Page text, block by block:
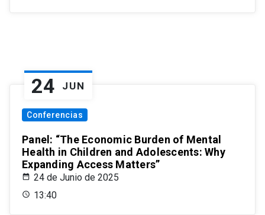
24 JUN
Conferencias
Panel: “The Economic Burden of Mental
Health in Children and Adolescents: Why
Expanding Access Matters”
24 de Junio de 2025
13:40